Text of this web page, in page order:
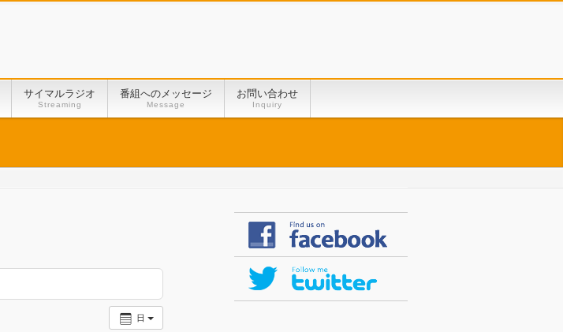
サイマルラジオ
Streaming
番組へのメッセージ
Message
お問い合わせ
Inquiry
日